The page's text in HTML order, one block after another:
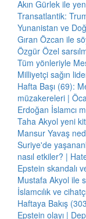
Akın Gürlek ile
Transatlantik:
Yunanistan ve
Gıran Özcan ile
Özgür Özel
Tüm yönleriyle
Milliyetçi sağın
Hafta Başı (69):
müzakereleri |
Erdoğan İslamcı
Taha Akyol yeni
Mansur Yavaş
Suriye'de
nasıl etkiler? |
Epstein skandalı
Mustafa Akyol ile
İslamcılık ve
Haftaya Bakış
Epstein olayı |